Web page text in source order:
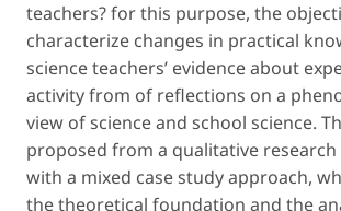
teachers? for this purpose, the
characterize changes in practical
science teachers’ evidence about
activity from of reflections on a
view of science and school science.
proposed from a qualitative
with a mixed case study approach,
the theoretical foundation and the